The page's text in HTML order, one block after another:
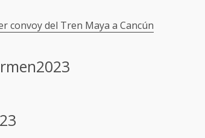
convoy del Tren Maya a Cancún